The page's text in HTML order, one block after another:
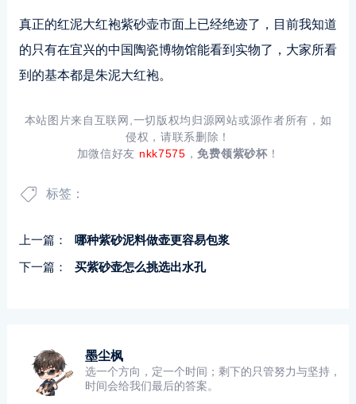
真正的红泥大红袍紫砂壶市面上已经绝迹了，目前我知道
的只有在宜兴的中国陶瓷博物馆能看到实物了，大家所看
到的基本都是朱泥大红袍。
本站图片来自互联网,一切版权均归源网站或源作者所有，如
侵权，请联系删除！
加微信好友 nkk7575 ，免费领紫砂杯！
标签：
上一篇：
哪种紫砂泥料做壶更容易包浆
下一篇：
买紫砂壶怎么挑选出水孔
墨尘枫
选一个方向，定一个时间；剩下的只管努力与坚持，
时间会给我们最后的答案。